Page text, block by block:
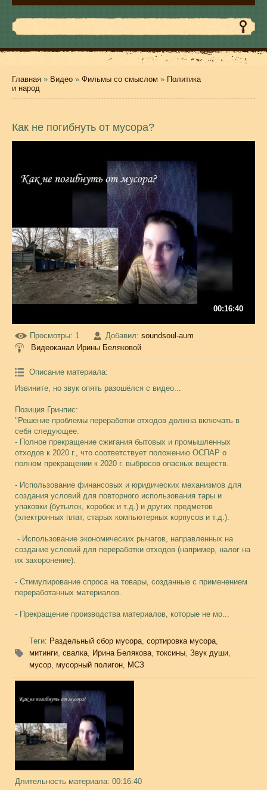
Главная » Видео » Фильмы со смыслом » Политика
и народ
Как не погибнуть от мусора?
00:16:40
Просмотры: 1 Добавил: soundsoul-aum
Видеоканал Ирины Беляковой
Описание материала:
Извините, но звук опять разошёлся с видео...
Позиция Гринпис:
"Решение проблемы переработки отходов должна включать в
себя следующее:
-­ Полное прекращение сжигания бытовых и промышленных
отходов к 2020 г., что соответствует положению ОСПАР о
полном прекращении к 2020 г. выбросов опасных веществ.
­- Использование финансовых и юридических механизмов для
создания условий для повторного использования тары и
упаковки (бутылок, коробок и т.д.) и других предметов
(электронных плат, старых компьютерных корпусов и т.д.).
­ - Использование экономических рычагов, направленных на
создание условий для переработки отходов (например, налог на
их захоронение).
­- Стимулирование спроса на товары, созданные с применением
переработанных материалов.
­- Прекращение производства материалов, которые не мо...
Теги: Раздельный сбор мусора, сортировка мусора,
митинги, свалка, Ирина Белякова, токсины, Звук души,
мусор, мусорный полигон, МСЗ
Длительность материала: 00:16:40